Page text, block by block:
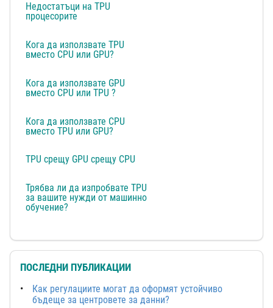
Недостатъци на TPU
процесорите
Кога да използвате TPU
вместо CPU или GPU?
Кога да използвате GPU
вместо CPU или TPU ?
Кога да използвате CPU
вместо TPU или GPU?
TPU срещу GPU срещу CPU
Трябва ли да изпробвате TPU
за вашите нужди от машинно
обучение?
ПОСЛЕДНИ ПУБЛИКАЦИИ
Как регулациите могат да оформят устойчиво
бъдеще за центровете за данни?